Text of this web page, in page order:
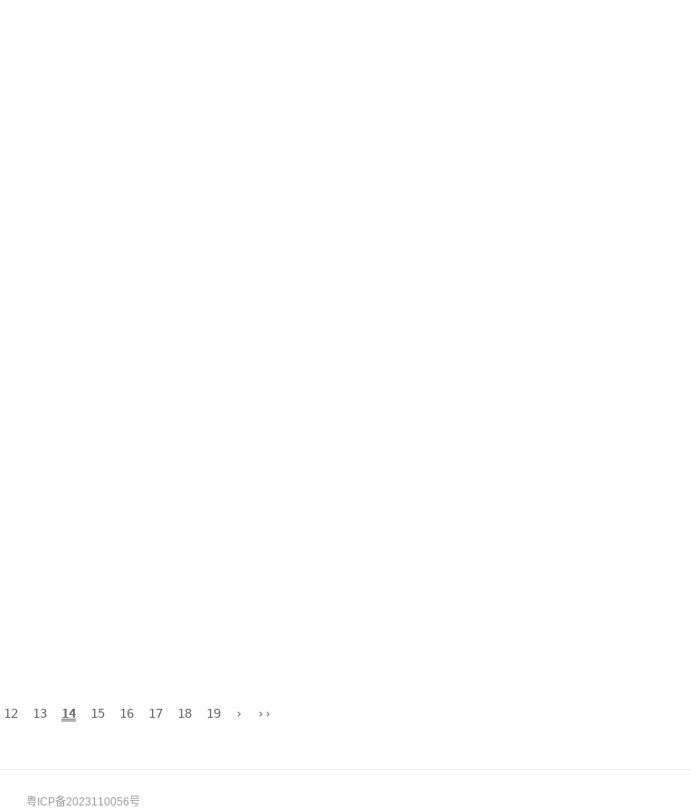
12 13 14 15 16 17 18 19 › ››
粤ICP备2023110056号